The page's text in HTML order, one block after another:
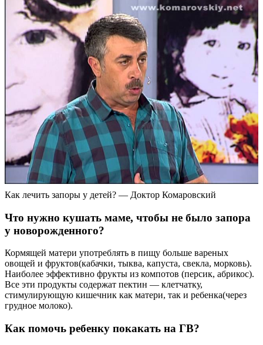
Как лечить запоры у детей? — Доктор Комаровский
Что нужно кушать маме, чтобы не было запора
у новорожденного?
Кормящей матери употреблять в пищу больше вареных
овощей и фруктов(кабачки, тыква, капуста, свекла, морковь).
Наиболее эффективно фрукты из компотов (персик, абрикос).
Все эти продукты содержат пектин — клетчатку,
стимулирующую кишечник как матери, так и ребенка(через
грудное молоко).
Как помочь ребенку покакать на ГВ?